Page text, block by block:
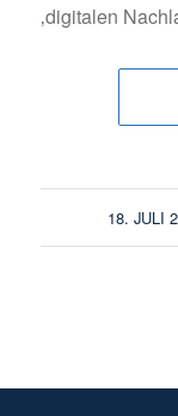
‚digitalen
18. JULI
/